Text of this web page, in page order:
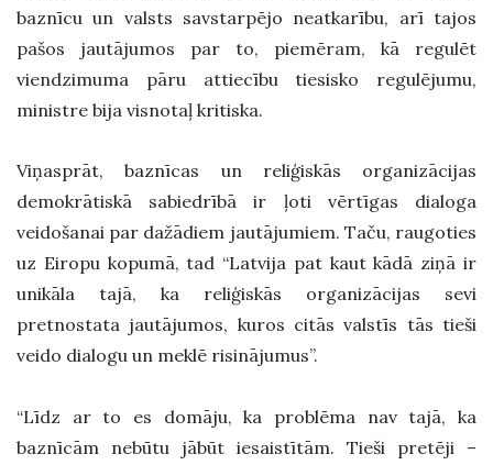
baznīcu un valsts savstarpējo neatkarību, arī tajos
pašos jautājumos par to, piemēram, kā regulēt
viendzimuma pāru attiecību tiesisko regulējumu,
ministre bija visnotaļ kritiska.
Viņasprāt, baznīcas un reliģiskās organizācijas
demokrātiskā sabiedrībā ir ļoti vērtīgas dialoga
veidošanai par dažādiem jautājumiem. Taču, raugoties
uz Eiropu kopumā, tad “Latvija pat kaut kādā ziņā ir
unikāla tajā, ka reliģiskās organizācijas sevi
pretnostata jautājumos, kuros citās valstīs tās tieši
veido dialogu un meklē risinājumus”.
“Līdz ar to es domāju, ka problēma nav tajā, ka
baznīcām nebūtu jābūt iesaistītām. Tieši pretēji –